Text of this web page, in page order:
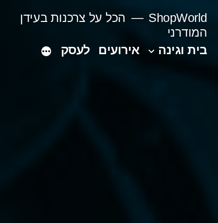
content
ShopWorld
הכל על צרכנות בעידן
המודרני
בית וגינה
אירועים לעסק